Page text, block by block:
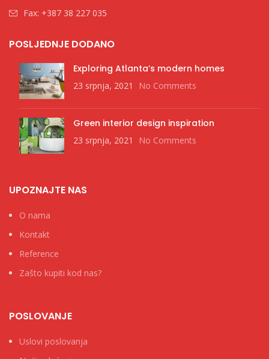
Fax: +387 38 227 035
POSLJEDNJE DODANO
Exploring Atlanta’s modern homes
23 srpnja, 2021 No Comments
Green interior design inspiration
23 srpnja, 2021 No Comments
UPOZNAJTE NAS
O nama
Kontakt
Reference
Zašto kupiti kod nas?
POSLOVANJE
Uslovi poslovanja